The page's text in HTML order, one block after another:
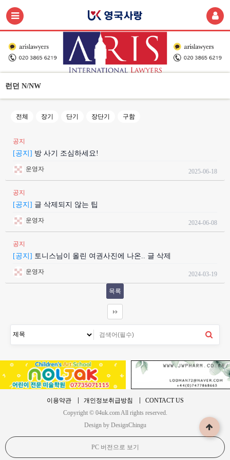
런던 N/NW
전체 장기 단기 장단기 구함
공지
[공지] 방 사기 조심하세요!
운영자 2025-06-18
공지
[공지] 글 삭제되지 않는 팁
운영자 2024-06-08
공지
[공지] 토니스님이 올린 여권사진에 나온.. 글 삭제
운영자 2024-03-19
목록
이용약관 개인정보취급방침
CONTACT US
Copyright © 04uk.com All rights reserved.
Design by DesignChingu
PC 버전으로 보기